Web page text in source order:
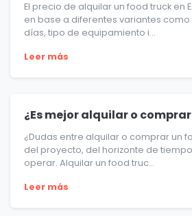
El precio de alquilar un food truck en
en base a diferentes variantes
días, tipo de equipamiento i...
Leer más
¿Es mejor alquilar o
¿Dudas entre alquilar o comprar un
del proyecto, del horizonte de
operar. Alquilar un food truc...
Leer más